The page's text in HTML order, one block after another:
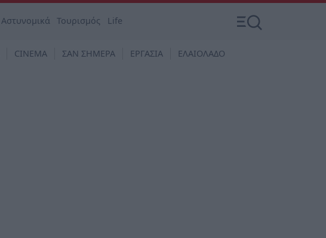
Αστυνομικά Τουρισμός Life
CINEMA ΣΑΝ ΣΗΜΕΡΑ ΕΡΓΑΣΙΑ ΕΛΑΙΟΛΑΔΟ